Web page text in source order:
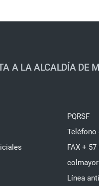
A LA ALCALDÍA DE
PQRSF
Teléfono
FAX +
Línea